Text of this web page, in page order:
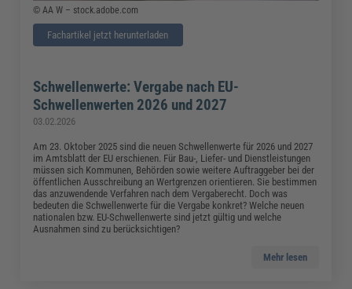
© AA W – stock.adobe.com
Fachartikel jetzt herunterladen
Schwellenwerte: Vergabe nach EU-
Schwellenwerten 2026 und 2027
03.02.2026
Am 23. Oktober 2025 sind die neuen Schwellenwerte für 2026 und 2027
im Amtsblatt der EU erschienen. Für Bau-, Liefer- und Dienstleistungen
müssen sich Kommunen, Behörden sowie weitere Auftraggeber bei der
öffentlichen Ausschreibung an Wertgrenzen orientieren. Sie bestimmen
das anzuwendende Verfahren nach dem Vergaberecht. Doch was
bedeuten die Schwellenwerte für die Vergabe konkret? Welche neuen
nationalen bzw. EU-Schwellenwerte sind jetzt gültig und welche
Ausnahmen sind zu berücksichtigen?
Mehr lesen